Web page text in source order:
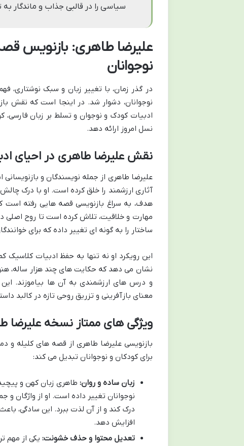
سیاسی را در قالبی جذاب و ماندگار
علیرضا طاهری: بازنویس
نوجوانان
در گذر زمان، با تغییر زبان و سبک نوشتاری،
نوجوانان، دشوار شد. در اینجا است که نقش
ادبیات کودک و نوجوان و تسلط بر زبان
نسل امروز ارائه دهد.
نقش علیرضا طاهری در احیای
علیرضا طاهری از جمله نویسندگان و
آثاری ارزشمند را خلق کرده است. او با درک
هدف، به سراغ بازنویسی قصه هایی رفته است
مهارت و خلاقیت، تلاش کرده است تا روح اصلی
ساختار را به گونه ای تغییر داده که برای
این رویکرد او نه تنها به حفظ ادبیات کلاسیک
نشان می دهد که حکایت های چند هزار ساله،
و درس های ارزشمندی به آن ها بیاموزند.
معنای بازآفرینی و تزریق روحی تازه در کالبد
ویژگی های ممتاز نسخه
بازنویسی علیرضا طاهری از قصه های کلیله و
برای کودکان و نوجوانان تبدیل می کند:
زبان ساده و روان: طاهری زبان کهن و
نوجوانان تغییر داده است. او از واژگان و
درک کند و از آن لذت ببرد. این سادگی،
افزایش دهد.
تعدیل محتوا و حذف خشونت: یکی از مهم